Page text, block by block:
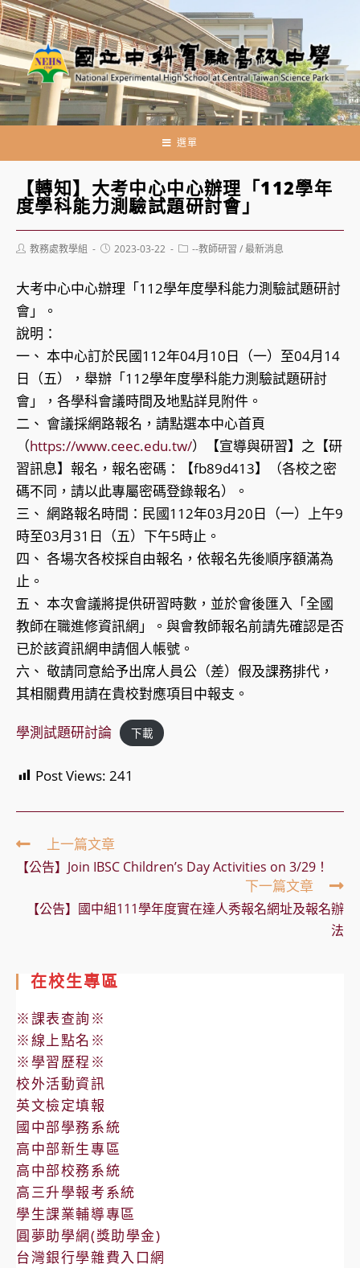
跳
轉
至
主
要
內
選單
【轉知】大考中心中心辦理「112學年
度學科能力測驗試題研討會」
Post教務處教學組
Post2023-03-22
Post--教師研習 /最新消息
大考中心中心辦理「112學年度學科能力測驗試題研討
會」。
說明：
一、 本中心訂於民國112年04月10日（一）至04月14
日（五），舉辦「112學年度學科能力測驗試題研討
會」，各學科會議時間及地點詳見附件。
二、 會議採網路報名，請點選本中心首頁
（https://www.ceec.edu.tw/）【宣導與研習】之【研
習訊息】報名，報名密碼：【fb89d413】（各校之密
碼不同，請以此專屬密碼登錄報名）。
三、 網路報名時間：民國112年03月20日（一）上午9
時至03月31日（五）下午5時止。
四、 各場次各校採自由報名，依報名先後順序額滿為
止。
五、 本次會議將提供研習時數，並於會後匯入「全國
教師在職進修資訊網」。與會教師報名前請先確認是否
已於該資訊網申請個人帳號。
六、 敬請同意給予出席人員公（差）假及課務排代，
其相關費用請在貴校對應項目中報支。
學測試題研討論 下載
Post Views: 241
Read
more
articles
上一篇文章
【公告】Join IBSC Children’s Day Activities on 3/29！
下一篇文章
【公告】國中組111學年度實在達人秀報名網址及報名辦
法
在校生專區
※課表查詢※
※線上點名※
※學習歷程※
校外活動資訊
英文檢定填報
國中部學務系統
高中部新生專區
高中部校務系統
高三升學報考系統
學生課業輔導專區
圓夢助學網(獎助學金)
台灣銀行學雜費入口網